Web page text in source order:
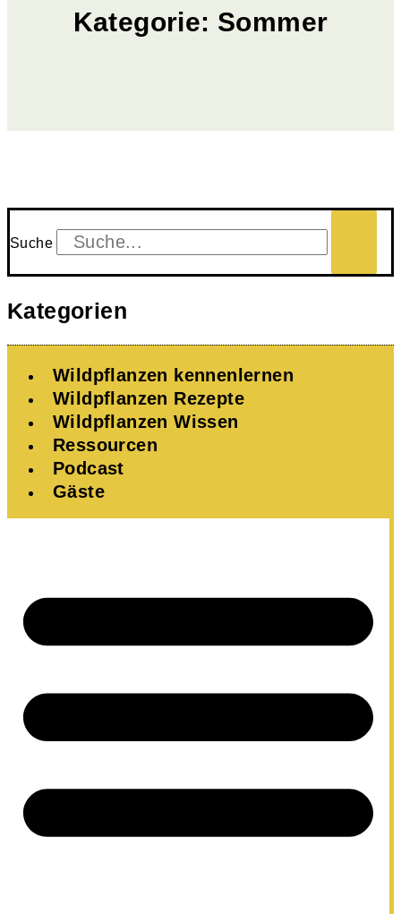
Kategorie: Sommer
Suche
Kategorien
Wildpflanzen kennenlernen
Wildpflanzen Rezepte
Wildpflanzen Wissen ​
Ressourcen
Podcast
Gäste